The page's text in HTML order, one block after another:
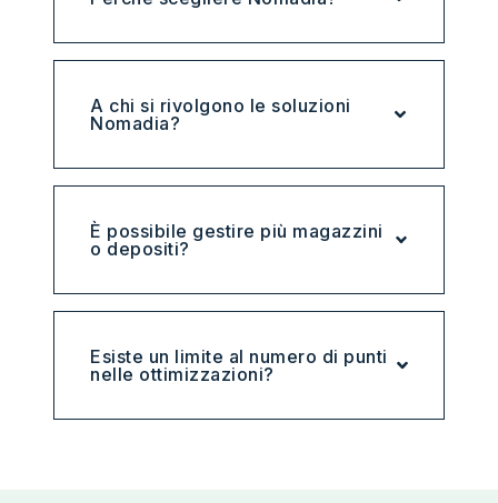
A chi si rivolgono le soluzioni
Nomadia?
È possibile gestire più magazzini
o depositi?
Esiste un limite al numero di punti
nelle ottimizzazioni?